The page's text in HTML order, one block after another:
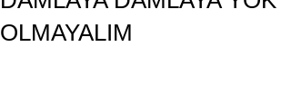
OLMAYALIM